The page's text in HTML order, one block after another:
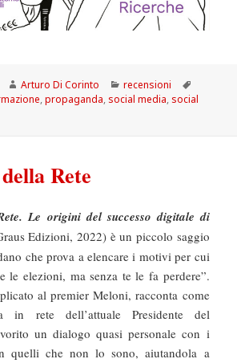
Autore
Arturo Di Corinto Categorie
recensioni
,propaganda, social media, social
Rete
Le origini del successo digitale di
Edizioni, 2022) è un piccolo saggio
che prova a elencare i motivi per cui
le elezioni, ma senza te le fa perdere”.
al premier Meloni, racconta come
in rete dell’attuale Presidente del
un dialogo quasi personale con i
quelli che non lo sono, aiutandola a